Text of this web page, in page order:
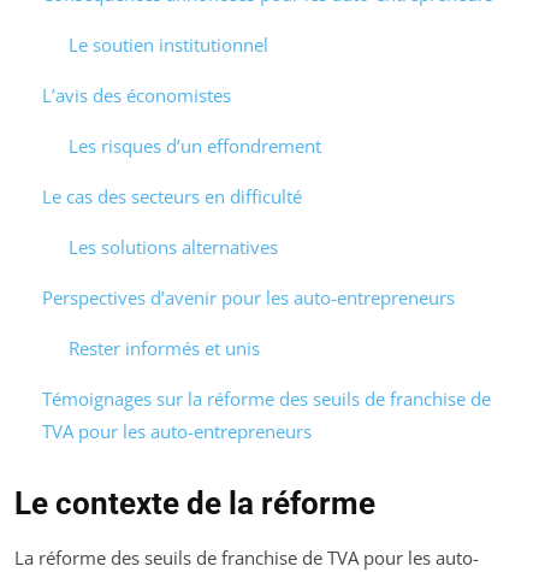
Le soutien institutionnel
L’avis des économistes
Les risques d’un effondrement
Le cas des secteurs en difficulté
Les solutions alternatives
Perspectives d’avenir pour les auto-entrepreneurs
Rester informés et unis
Témoignages sur la réforme des seuils de franchise de
TVA pour les auto-entrepreneurs
Le contexte de la réforme
La réforme des seuils de franchise de TVA pour les auto-